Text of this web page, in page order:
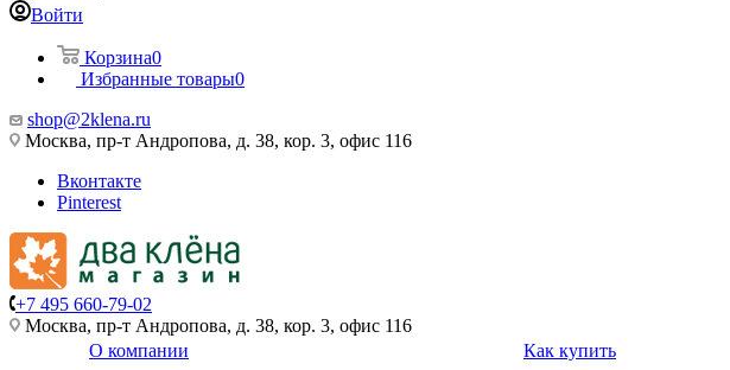
Войти
Корзина0
Избранные товары0
shop@2klena.ru
Москва, пр-т Андропова, д. 38, кор. 3, офис 116
Вконтакте
Pinterest
+7 495 660-79-02
Москва, пр-т Андропова, д. 38, кор. 3, офис 116
О компании
Как купить